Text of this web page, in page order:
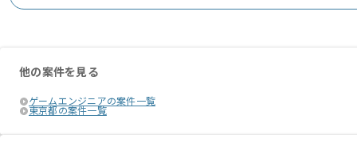
他の案件を見る
ゲームエンジニアの案件一覧
東京都の案件一覧